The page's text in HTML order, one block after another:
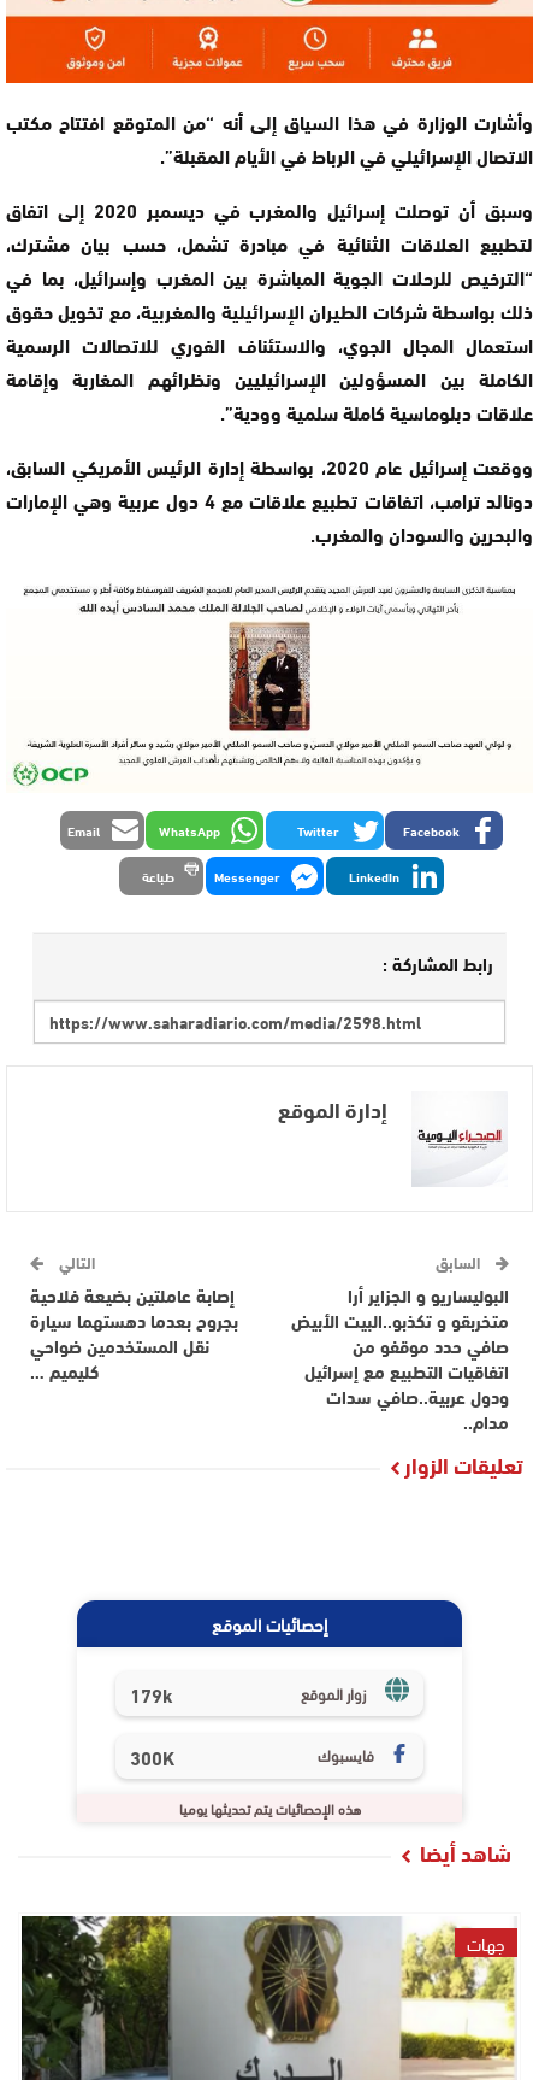
وأشارت الوزارة في هذا السياق إلى أنه “من المتوقع افتتاح مكتب
الاتصال الإسرائيلي في الرباط في الأيام المقبلة”.
وسبق أن توصلت إسرائيل والمغرب في ديسمبر 2020 إلى اتفاق
لتطبيع العلاقات الثنائية في مبادرة تشمل، حسب بيان مشترك،
“الترخيص للرحلات الجوية المباشرة بين المغرب وإسرائيل، بما في
ذلك بواسطة شركات الطيران الإسرائيلية والمغربية، مع تخويل حقوق
استعمال المجال الجوي، والاستئناف الفوري للاتصالات الرسمية
الكاملة بين المسؤولين الإسرائيليين ونظرائهم المغاربة وإقامة
علاقات دبلوماسية كاملة سلمية وودية”.
ووقعت إسرائيل عام 2020، بواسطة إدارة الرئيس الأمريكي السابق،
دونالد ترامب، اتفاقات تطبيع علاقات مع 4 دول عربية وهي الإمارات
والبحرين والسودان والمغرب.
Facebook
Twitter
WhatsApp
Email
LinkedIn
Messenger طباعة
رابط المشاركة :
إدارة الموقع
السابق
البوليساريو و الجزاير أرا
متخربقو و تكذبو..البيت الأبيض
صافي حدد موقفو من
اتفاقيات التطبيع مع إسرائيل
ودول عربية..صافي سدات
مدام..
التالي
إصابة عاملتين بضيعة فلاحية
بجروح بعدما دهستهما سيارة
نقل المستخدمين ضواحي
كليميم …
تعليقات الزوار
إحصائيات الموقع
زوار الموقع 179k
فايسبوك 300K
هذه الإحصائيات يتم تحديثها يوميا
شاهد أيضا
جهات